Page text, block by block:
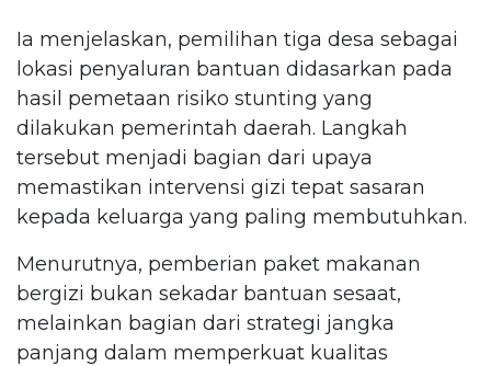
Ia menjelaskan, pemilihan tiga desa sebagai
lokasi penyaluran bantuan didasarkan pada
hasil pemetaan risiko stunting yang
dilakukan pemerintah daerah. Langkah
tersebut menjadi bagian dari upaya
memastikan intervensi gizi tepat sasaran
kepada keluarga yang paling membutuhkan.
Menurutnya, pemberian paket makanan
bergizi bukan sekadar bantuan sesaat,
melainkan bagian dari strategi jangka
panjang dalam memperkuat kualitas